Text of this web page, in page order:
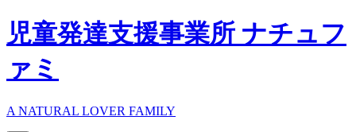
児童発達支援事業所 ナチュフ
ァミ
A NATURAL LOVER FAMILY